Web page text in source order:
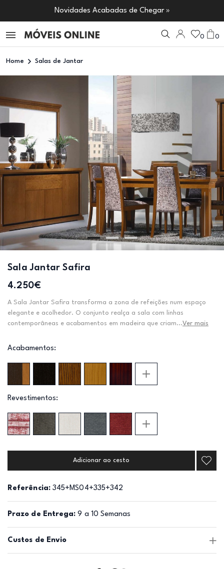
Novidades Acabadas de Chegar »
0 0
Home Salas de Jantar
Sala Jantar Safira
4.250€
A Sala Jantar Safira transforma a zona de refeições num espaço
elegante e acolhedor. O conjunto realça a sala com linhas
contemporâneas e acabamentos em madeira que criam...Ver mais
Acabamentos:
Revestimentos:
Adicionar ao cesto
Referência: 345+MS04+335+342
Prazo de Entrega: 9 a 10 Semanas
Custos de Envio